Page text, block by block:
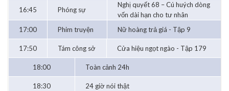
16:45 Phóng sự
Nghị quyết 68 – Cú huých dòng
vốn dài hạn cho tư nhân
17:00
Phim truyện Nữ hoàng trả giá - Tập 9
17:50 Tám công sở Cửa hiệu ngọt ngào - Tập 179
18:00 Toàn cảnh 24h
18:30 24 giờ nói thật